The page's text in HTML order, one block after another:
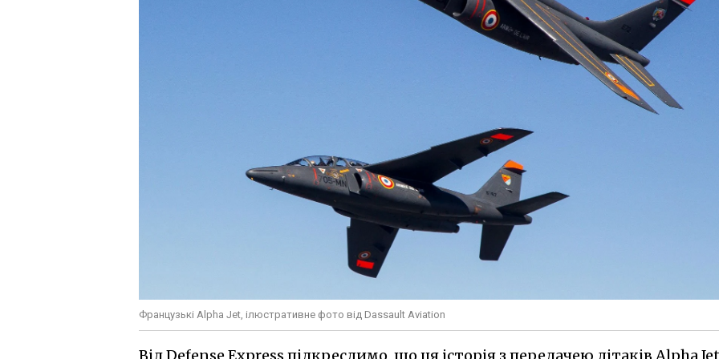
Французькі Alpha Jet, ілюстративне фото від Dassault Aviation
Від Defense Express підкреслимо, що ця історія з передачею літаків Alpha Jet